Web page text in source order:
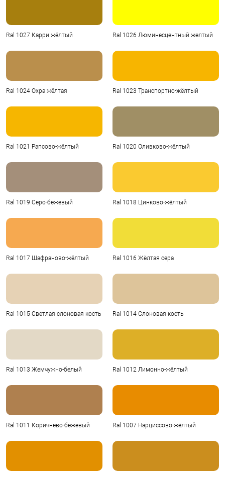
Ral 1027 Карри жёлтый Ral 1026 Люминесцентный желтый
Ral 1024 Охра жёлтая Ral 1023 Транспортно-жёлтый
Ral 1021 Рапсово-жёлтый Ral 1020 Оливково-жёлтый
Ral 1019 Серо-бежевый Ral 1018 Цинково-жёлтый
Ral 1017 Шафраново-жёлтый Ral 1016 Жёлтая сера
Ral 1015 Светлая слоновая кость Ral 1014 Слоновая кость
Ral 1013 Жемчужно-белый Ral 1012 Лимонно-жёлтый
Ral 1011 Коричнево-бежевый Ral 1007 Нарциссово-жёлтый